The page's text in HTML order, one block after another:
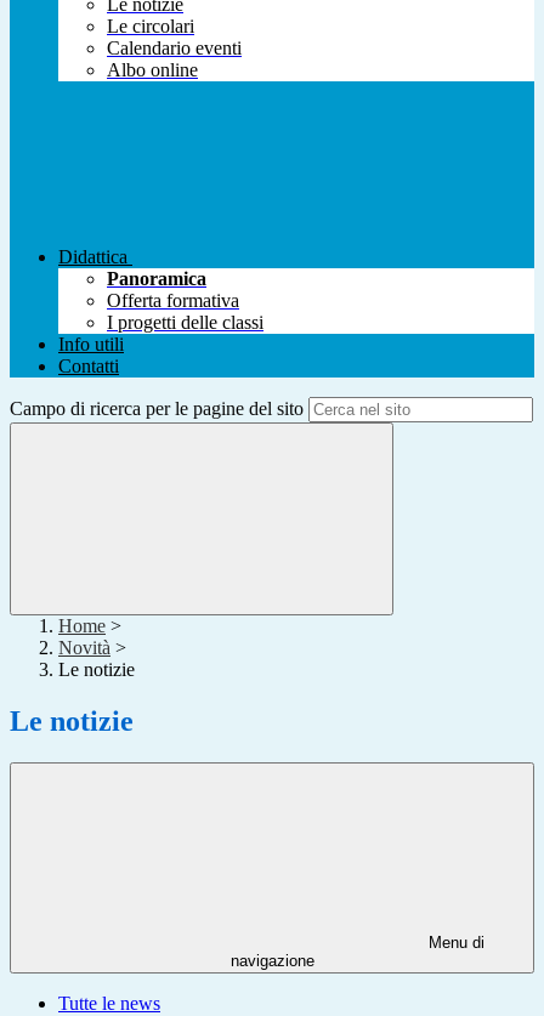
Le notizie
Le circolari
Calendario eventi
Albo online
Didattica
Panoramica
Offerta formativa
I progetti delle classi
Info utili
Contatti
Campo di ricerca per le pagine del sito
Home >
Novità >
Le notizie
Le notizie
Menu di
navigazione
Tutte le news